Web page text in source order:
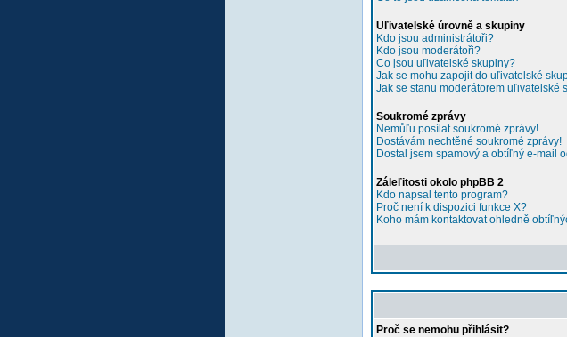
Uľivatelské úrovně a skupiny
Kdo jsou administrátoři?
Kdo jsou moderátoři?
Co jsou uľivatelské skupiny?
Jak se mohu zapojit do uľivatelské
Jak se stanu moderátorem uľivatelské
Soukromé zprávy
Nemůľu posílat soukromé zprávy!
Dostávám nechtěné soukromé zprávy!
Dostal jsem spamový a obtíľný e-mail
Záleľitosti okolo phpBB 2
Kdo napsal tento program?
Proč není k dispozici funkce X?
Koho mám kontaktovat ohledně
Proč se nemohu přihlásit?